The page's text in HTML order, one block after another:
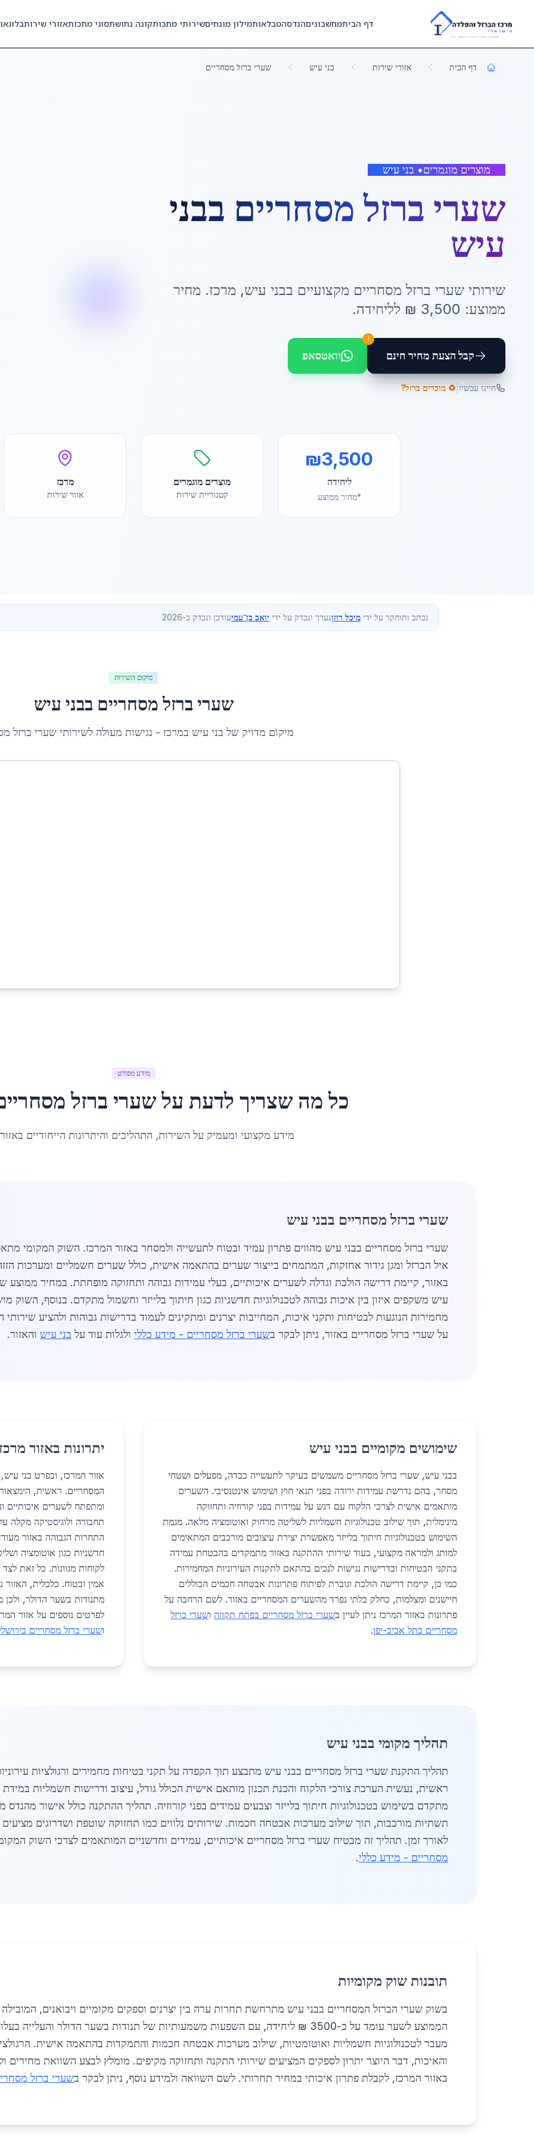
Skip to main content
דף הביתמחשבוניםהנדסהטבלאותמילון מונחיםשירותי מתכותקונה נחושתסוגי מתכותאזורי שירותבלוג
דף הבית אזורי שירות בני עיש שערי ברזל מסחריים
מוצרים מוגמרים• בני עיש
שערי ברזל מסחריים בבני
עיש
שירותי שערי ברזל מסחריים מקצועיים בבני עיש, מרכז. מחיר
ממוצע: 3,500 ₪ לליחידה.
קבל הצעת מחיר חינם
!
וואטסאפ
חייגו עכשיו ♻️ מוכרים ברזל?
₪3,500
ליחידה
*מחיר ממוצע
מוצרים מוגמרים
קטגוריית שירות
מרכז
אזור שירות
נכתב ותוחקר על ידי מיכל רוזןנערך ונבדק על ידי יואב בן־עמיעודכן ונבדק ב-2026
מיקום השירות
שערי ברזל מסחריים בבני עיש
מיקום מדויק של בני עיש במרכז - נגישות מעולה לשירותי שערי ברזל
מידע מפורט
כל מה שצריך לדעת עלשערי ברזל
מידע מקצועי ומעמיק על השירות, התהליכים והיתרונות הייחודיים
שערי ברזל מסחריים בבני עיש
שערי ברזל מסחריים בבני עיש מהווים פתרון עמיד ובטוח לתעשייה ולמסחר באזור המרכז. השוק המקומי
איל הברזל ומגן גידור אחזקות, המתמחים בייצור שערים בהתאמה אישית, כולל שערים חשמליים ומערכות
עיש משקפים איזון בין איכות גבוהה לטכנולוגיות חדשניות כגון חיתוך בלייזר וחשמול מתקדם. בנוסף, השוק
מחמירות הנוגעות לבטיחות ותקני איכות, המחייבות יצרנים ומתקינים לעמוד בדרישות גבוהות ולהציע
על שערי ברזל מסחריים באזור, ניתן לבקר בשערי ברזל מסחריים - מידע כללי ולגלות עוד על בני עיש והאזור.
שימושים מקומיים בבני עיש
בבני עיש, שערי ברזל מסחריים משמשים בעיקר לתעשייה כבדה, מפעלים ושטחי
מסחר, בהם נדרשת עמידות ירודה בפני תנאי חוץ ושימוש אינטנסיבי. השערים
מותאמים אישית לצרכי הלקוח עם דגש על עמידות בפני קורוזיה ותחזוקה
מינימלית, תוך שילוב טכנולוגיות חשמליות לשליטה מרחוק ואוטומציה מלאה. מגמת
השימוש בטכנולוגיות חיתוך בלייזר מאפשרת יצירת עיצובים מורכבים המתאימים
למותג ולמראה מקצועי, בעוד שירותי ההתקנה באזור מתמקדים בהבטחת עמידה
בתקני הבטיחות ובדרישות נגישות לנכים בהתאם לתקנות העירוניות המחמירות.
כמו כן, קיימת דרישה הולכת וגוברת לפיתוח פתרונות אבטחה חכמים הכוללים
חיישנים ומצלמות, כחלק בלתי נפרד מהשערים המסחריים באזור. לשם הרחבה על
פתרונות באזור המרכז ניתן לעיין בשערי ברזל מסחריים בפתח תקווה ושערי ברזל
מסחריים בתל אביב-יפו.
יתרונות באזור
אזור המרכז, ובפרט בני
המסחריים. ראשית,
ומתפתח לשערים איכותיים
תחבורה ולוגיסטיקה מקלה
התחרות הגבוהה באזור
חדשניות כגון אוטומציה
לקוחות מגוונות. כל זאת
אמין ובטוח. כלכלית,
מתנודות בשער הדולר, ולכן
לפרטים נוספים על אזור
ושערי ברזל מסחריים
תהליך מקומי בבני עיש
תהליך התקנת שערי ברזל מסחריים בבני עיש מתבצע תוך הקפדה על תקני בטיחות מחמירים ורגולציות
ראשית, נעשית הערכת צורכי הלקוח והכנת תכנון מותאם אישית הכולל גודל, עיצוב ודרישות חשמליות
מתקדם בשימוש בטכנולוגיות חיתוך בלייזר וצבעים עמידים בפני קורוזיה. תהליך ההתקנה כולל אישור
תשתיות מורכבות, תוך שילוב מערכות אבטחה חכמות. שירותים נלווים כמו תחזוקה שוטפת ושדרוגים
לאורך זמן. תהליך זה מבטיח שערי ברזל מסחריים איכותיים, עמידים וחדשניים המותאמים לצרכי השוק
מסחריים - מידע כללי.
תובנות שוק מקומיות
בשוק שערי הברזל המסחריים בבני עיש מתרחשת תחרות ערה בין יצרנים וספקים מקומיים ויבואנים,
הממוצע לשער עומד על כ-3500 ₪ ליחידה, עם השפעות משמעותיות של תנודות בשער הדולר
מעבר לטכנולוגיות חשמליות ואוטומטיות, שילוב מערכות אבטחה חכמות והתמקדות בהתאמה אישית.
והאיכות, דבר היוצר יתרון לספקים המציעים שירותי התקנה ותחזוקה מקיפים. מומלץ לבצע השוואת
באזור המרכז, לקבלת פתרון איכותי במחיר תחרותי. לשם השוואה ולמידע נוסף, ניתן לבקר בשערי ברזל